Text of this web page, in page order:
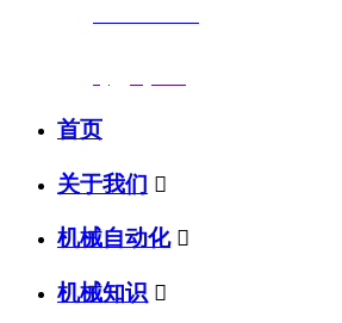
首页
关于我们 
机械自动化 
机械知识 